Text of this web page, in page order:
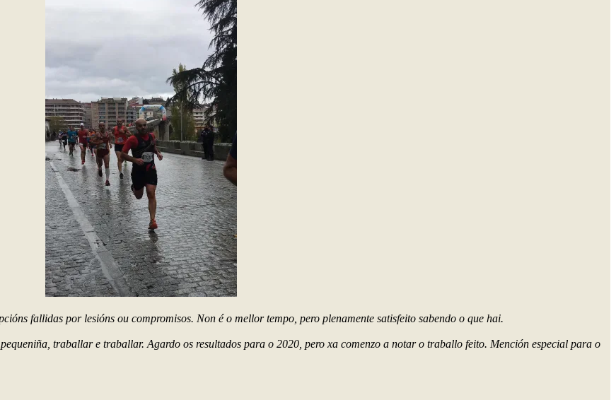
fallidas por lesións ou compromisos. Non é o mellor tempo, pero plenamente satisfeito sabendo o que hai.
traballar e traballar. Agardo os resultados para o 2020, pero xa comenzo a notar o traballo feito. Mención especial para o